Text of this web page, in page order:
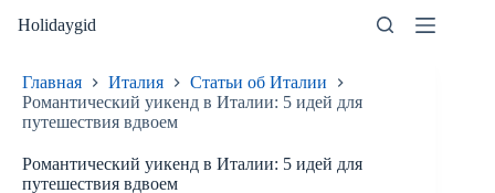
Holidaygid
Главная Италия
Статьи об Италии
Романтический уикенд в Италии: 5 идей для
путешествия вдвоем
Романтический уикенд в Италии: 5 идей для
путешествия вдвоем